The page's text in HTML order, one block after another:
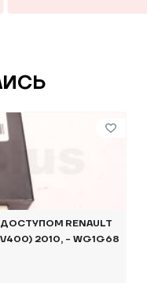
RENAULT
2010, - WG1G68